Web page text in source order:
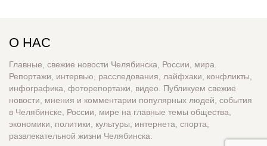
О НАС
Главные, свежие новости Челябинска, России, мира.
Репортажи, интервью, расследования, лайфхаки, конфликты,
инфографика, фоторепортажи, видео. Публикуем свежие
новости, мнения и комментарии популярных людей, события
в Челябинске, России, мире на главные темы общества,
экономики, политики, культуры, интернета, спорта,
развлекательной жизни Челябинска.